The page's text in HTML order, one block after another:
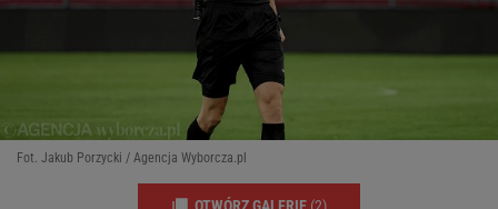
Fot. Jakub Porzycki / Agencja Wyborcza.pl